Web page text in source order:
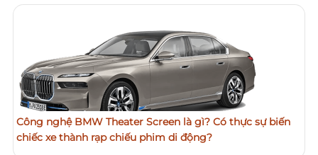
Công nghệ BMW Theater Screen là gì? Có thực sự biến
chiếc xe thành rạp chiếu phim di động?